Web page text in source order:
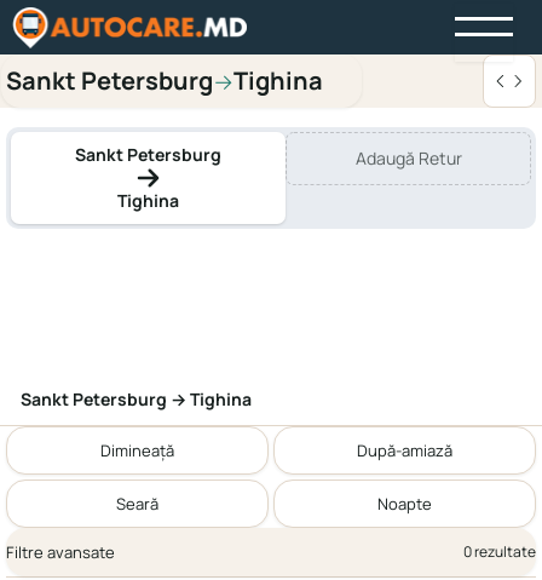
Sankt Petersburg→Tighina
Sankt Petersburg
Tighina
Adaugă Retur
Sankt Petersburg → Tighina
Dimineață După-amiază
Seară Noapte
Filtre avansate 0 rezultate